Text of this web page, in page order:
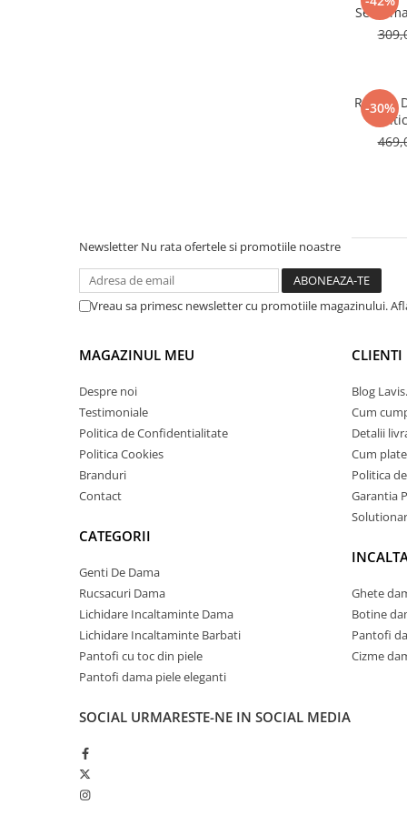
-30%
Rucsac
Newsletter Nu rata ofertele si promotiile noastre
Vreau sa primesc newsletter cu promotiile magazinului.
MAGAZINUL MEU
Despre noi
Testimoniale
Politica de Confidentialitate
Politica Cookies
Branduri
Contact
CATEGORII
Genti De Dama
Rucsacuri Dama
Lichidare Incaltaminte Dama
Lichidare Incaltaminte Barbati
Pantofi cu toc din piele
Pantofi dama piele eleganti
CLIENTI
Blog
Cum
Detalii
Cum
Politica
Garantia
Ghete
Botine
Pantofi
Cizme
SOCIAL URMARESTE-NE IN SOCIAL MEDIA